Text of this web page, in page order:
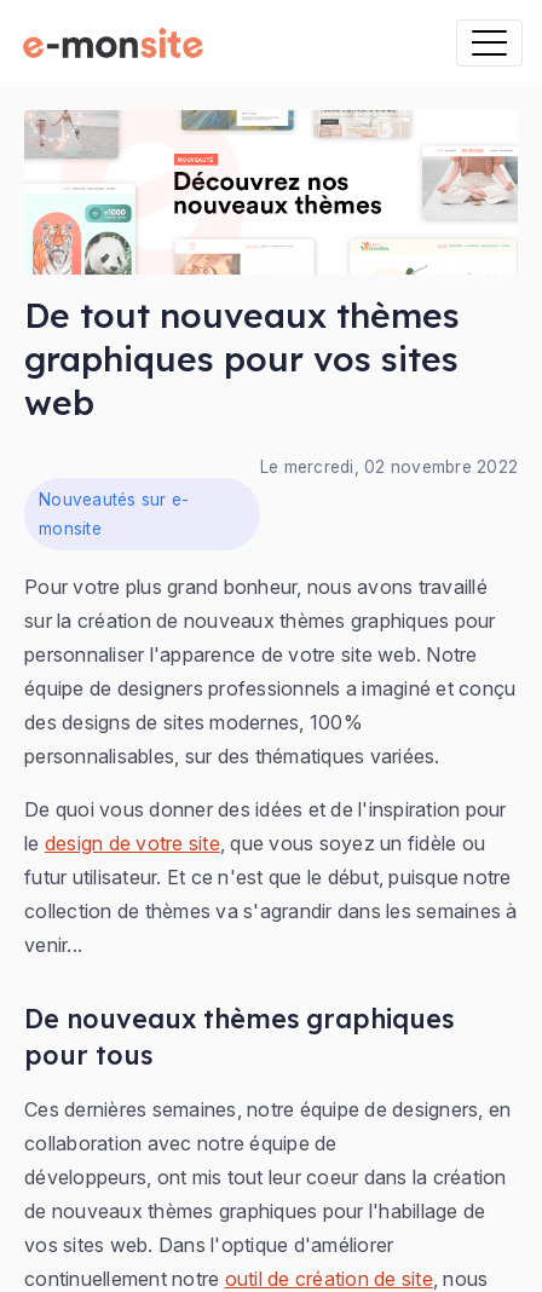
De tout nouveaux thèmes
graphiques pour vos sites
web
Le mercredi, 02 novembre 2022
Nouveautés sur e-
monsite
Pour votre plus grand bonheur, nous avons travaillé
sur la création de nouveaux thèmes graphiques pour
personnaliser l'apparence de votre site web. Notre
équipe de designers professionnels a imaginé et conçu
des designs de sites modernes, 100%
personnalisables, sur des thématiques variées.
De quoi vous donner des idées et de l'inspiration pour
le design de votre site , que vous soyez un fidèle ou
futur utilisateur. Et ce n'est que le début, puisque notre
collection de thèmes va s'agrandir dans les semaines à
venir...
De nouveaux thèmes graphiques
pour tous
Ces dernières semaines, notre équipe de designers, en
collaboration avec notre équipe de
développeurs, ont mis tout leur coeur dans la création
de nouveaux thèmes graphiques pour l'habillage de
vos sites web. Dans l'optique d'améliorer
continuellement notre outil de création de site , nous